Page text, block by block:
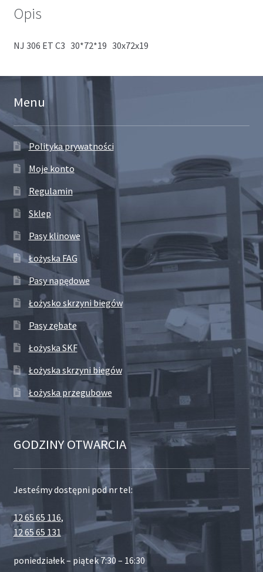
Opis
NJ 306 ET C3 30*72*19 30x72x19
Menu
Polityka prywatności
Moje konto
Regulamin
Sklep
Pasy klinowe
Łożyska FAG
Pasy napędowe
Łożysko skrzyni biegów
Pasy zębate
Łożyska SKF
Łożyska skrzyni biegów
Łożyska przegubowe
GODZINY OTWARCIA
Jesteśmy dostępni pod nr tel:
12 65 65 116,
12 65 65 131
poniedziałek – piątek 7:30 – 16:30